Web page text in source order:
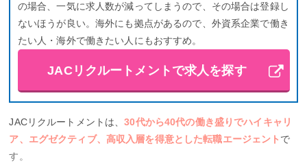
の場合、一気に求人数が減ってしまうので、その場合は登録し
ないほうが良い。海外にも拠点があるので、外資系企業で働き
たい人・海外で働きたい人にもおすすめ。
JACリクルートメントで求人を探す
JACリクルートメントは、30代から40代の働き盛りでハイキャリ
ア、エグゼクティブ、高収入層を得意とした転職エージェント で
す。